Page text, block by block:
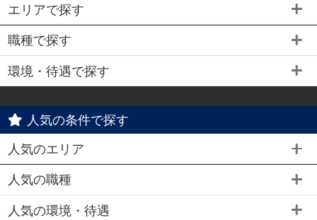
エリアで探す
職種で探す
環境・待遇で探す
人気の条件で探す
人気のエリア
人気の職種
人気の環境・待遇